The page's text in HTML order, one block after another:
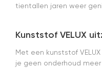
tientallen jaren weer
Kunststof VELUX
Met een kunststof
je geen onderhoud